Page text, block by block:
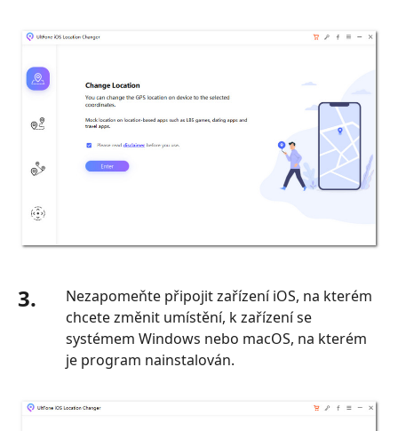
3.
Nezapomeňte připojit zařízení iOS, na kterém
chcete změnit umístění, k zařízení se
systémem Windows nebo macOS, na kterém
je program nainstalován.